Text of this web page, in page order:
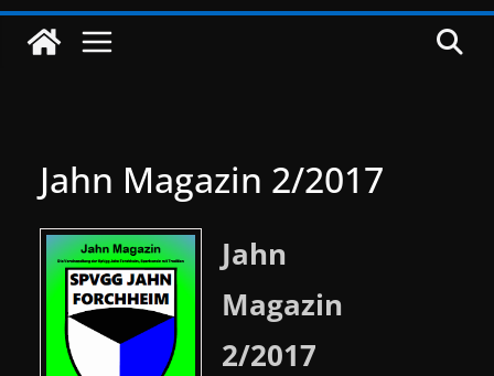
Jahn Magazin 2/2017
Jahn
Magazin
2/2017